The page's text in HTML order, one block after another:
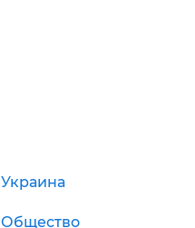
Украина
Общество